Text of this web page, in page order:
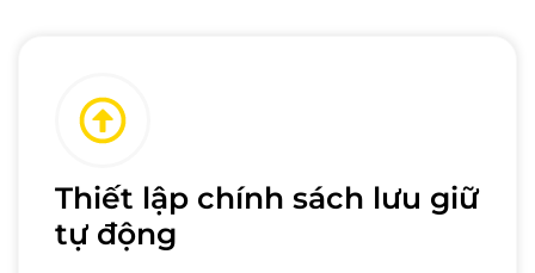
Thiết lập chính sách lưu giữ
tự động